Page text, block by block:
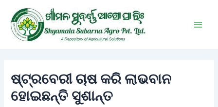
content
ଷ୍ଟ୍ରବେରୀ ଚାଷ କରି ଲାଭବାନ
ହୋଇଛନ୍ତି ସୁଶାନ୍ତ
navigation